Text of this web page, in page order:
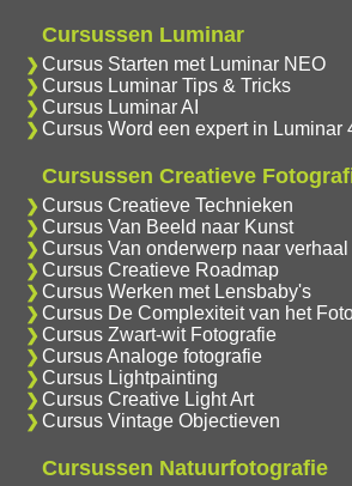
Cursussen Luminar
Cursus Starten met Luminar NEO
Cursus Luminar Tips & Tricks
Cursus Luminar AI
Cursus Word een expert in Luminar
Cursussen Creatieve
Cursus Creatieve Technieken
Cursus Van Beeld naar Kunst
Cursus Van onderwerp naar verhaal
Cursus Creatieve Roadmap
Cursus Werken met Lensbaby's
Cursus De Complexiteit van het
Cursus Zwart-wit Fotografie
Cursus Analoge fotografie
Cursus Lightpainting
Cursus Creative Light Art
Cursus Vintage Objectieven
Cursussen Natuurfotografie